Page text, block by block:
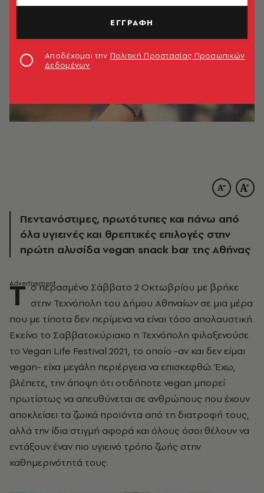
Πεντανόστιμες, πρωτότυπες και πάνω από
όλα υγιεινές και θρεπτικές επιλογές στην
πρώτη αλυσίδα vegan snack bar της Αθήνας
Τ ο περασμένο Σάββατο 2 Οκτωβρίου με βρήκε
στην Τεχνόπολη του Δήμου Αθηναίων σε μια μέρα
που με τίποτα δεν περίμενα να είναι τόσο απολαυστική.
Εκείνο το Σαββατοκύριακο η Τεχνόπολη φιλοξενούσε
το Vegan Life Festival 2021, το οποίο -αν και δεν είμαι
vegan- είχα μεγάλη περιέργεια να επισκεφθώ. Έχω,
βλέπετε, την άποψη ότι οτιδήποτε vegan μπορεί
πρωτίστως να απευθύνεται σε ανθρώπους που έχουν
αποκλείσει τα ζωικά προϊόντα από τη διατροφή τους,
αλλά την ίδια στιγμή αφορά και όλους όσοι θέλουν να
εντάξουν έναν πιο υγιεινό τρόπο ζωής στην
καθημερινότητά τους.
ΕΓΓΡΑΦΗ
Αποδέχομαι την Πολιτική Προστασίας Προσωπικών
Δεδομένων